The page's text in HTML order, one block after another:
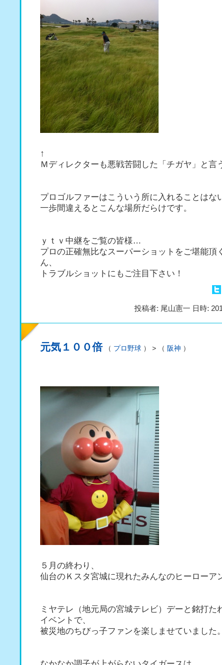
↑
Ｍディレクターも悪戦苦闘した「チガヤ」と
プロゴルファーはこういう所に入れることはな
一歩間違えるとこんな場所だらけです。
ｙｔｖ中継をご覧の皆様…
プロの正確無比なスーパーショットをご堪能頂
ん、
トラブルショットにもご注目下さい！
投稿者: 尾山憲一 日時:
元気１００倍（ プロ野球 ） > （ 阪神 ）
５月の終わり、
仙台のＫスタ宮城に現れたみんなのヒーローア
ミヤテレ（地元局の宮城テレビ）デーと銘打た
イベントで、
被災地のちびっ子ファンを楽しませていました